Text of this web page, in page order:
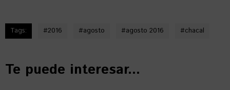
Tags: #2016 #agosto #agosto 2016 #chacal
Te puede interesar...